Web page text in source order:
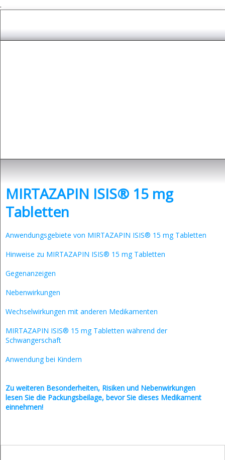
.
MIRTAZAPIN ISIS® 15 mg
Tabletten
Anwendungsgebiete von MIRTAZAPIN ISIS® 15 mg Tabletten
Hinweise zu MIRTAZAPIN ISIS® 15 mg Tabletten
Gegenanzeigen
Nebenwirkungen
Wechselwirkungen mit anderen Medikamenten
MIRTAZAPIN ISIS® 15 mg Tabletten während der
Schwangerschaft
Anwendung bei Kindern
Zu weiteren Besonderheiten, Risiken und Nebenwirkungen
lesen Sie die Packungsbeilage, bevor Sie dieses Medikament
einnehmen!